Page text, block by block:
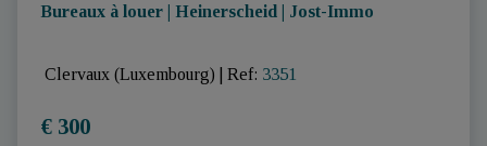
Bureaux à louer | Heinerscheid | Jost-Immo
Clervaux (Luxembourg) Ref: 3351
€ 300